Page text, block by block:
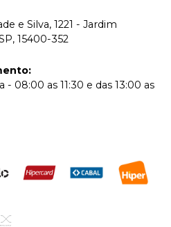
e Silva, 1221 - Jardim
15400-352
:
- 08:00 as 11:30 e das 13:00 as